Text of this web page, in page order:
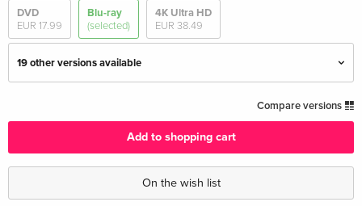
DVD
EUR 17.99
Blu-ray
(selected)
4K Ultra HD
EUR 38.49
19 other versions available
EUR 57.99
Compare versions
Add to shopping cart
On the wish list